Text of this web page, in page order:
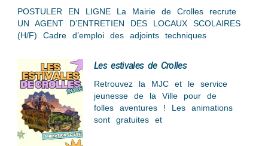
POSTULER EN LIGNE La Mairie de Crolles recrute
UN AGENT D’ENTRETIEN DES LOCAUX SCOLAIRES
(H/F) Cadre d’emploi des adjoints techniques
Les estivales de Crolles
Retrouvez la MJC et le service
jeunesse de la Ville pour de
folles aventures ! Les animations
sont gratuites et